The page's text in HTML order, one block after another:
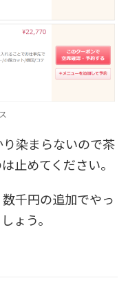
染まらないので茶
止めてください。
千円の追加でやっ
ょう。